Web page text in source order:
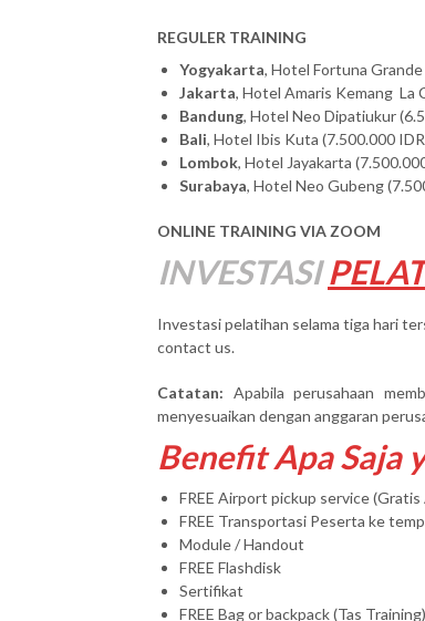
REGULER TRAINING
Yogyakarta, Hotel Fortuna
Jakarta, Hotel Amaris Kemang La
Bandung, Hotel Neo Dipatiukur
Bali, Hotel Ibis Kuta (7.500.000
Lombok, Hotel Jayakarta
Surabaya, Hotel Neo Gubeng
ONLINE TRAINING VIA ZOOM
INVESTASI
Investasi pelatihan selama tiga hari
contact us.
Catatan: Apabila perusahaan
menyesuaikan dengan anggaran
Benefit Apa Saja
FREE Airport pickup service
FREE Transportasi Peserta ke
Module / Handout
FREE Flashdisk
Sertifikat
FREE Bag or backpack (Tas Training)